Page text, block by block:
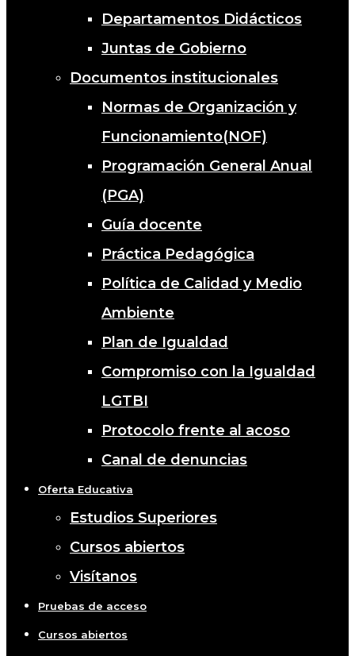
Departamentos Didácticos
Juntas de Gobierno
Documentos institucionales
Normas de Organización y
Funcionamiento(NOF)
Programación General Anual
(PGA)
Guía docente
Práctica Pedagógica
Política de Calidad y Medio
Ambiente
Plan de Igualdad
Compromiso con la Igualdad
LGTBI
Protocolo frente al acoso
Canal de denuncias
Oferta Educativa
Estudios Superiores
Cursos abiertos
Visítanos
Pruebas de acceso
Cursos abiertos